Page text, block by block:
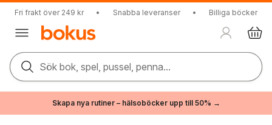
Fri frakt över 249 kr • Snabba leveranser • Billiga böcker
Sök bok, spel, pussel, penna...
Skapa nya rutiner – hälsoböcker upp till 50% →